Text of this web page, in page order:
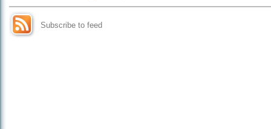
Subscribe to feed